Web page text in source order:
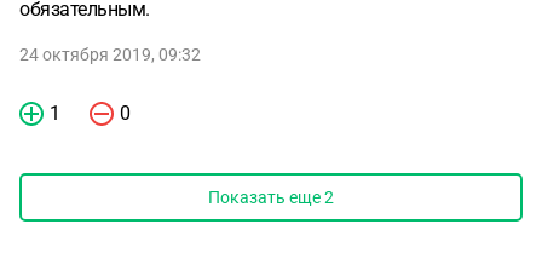
обязательным.
24 октября 2019, 09:32
1 0
Показать еще2